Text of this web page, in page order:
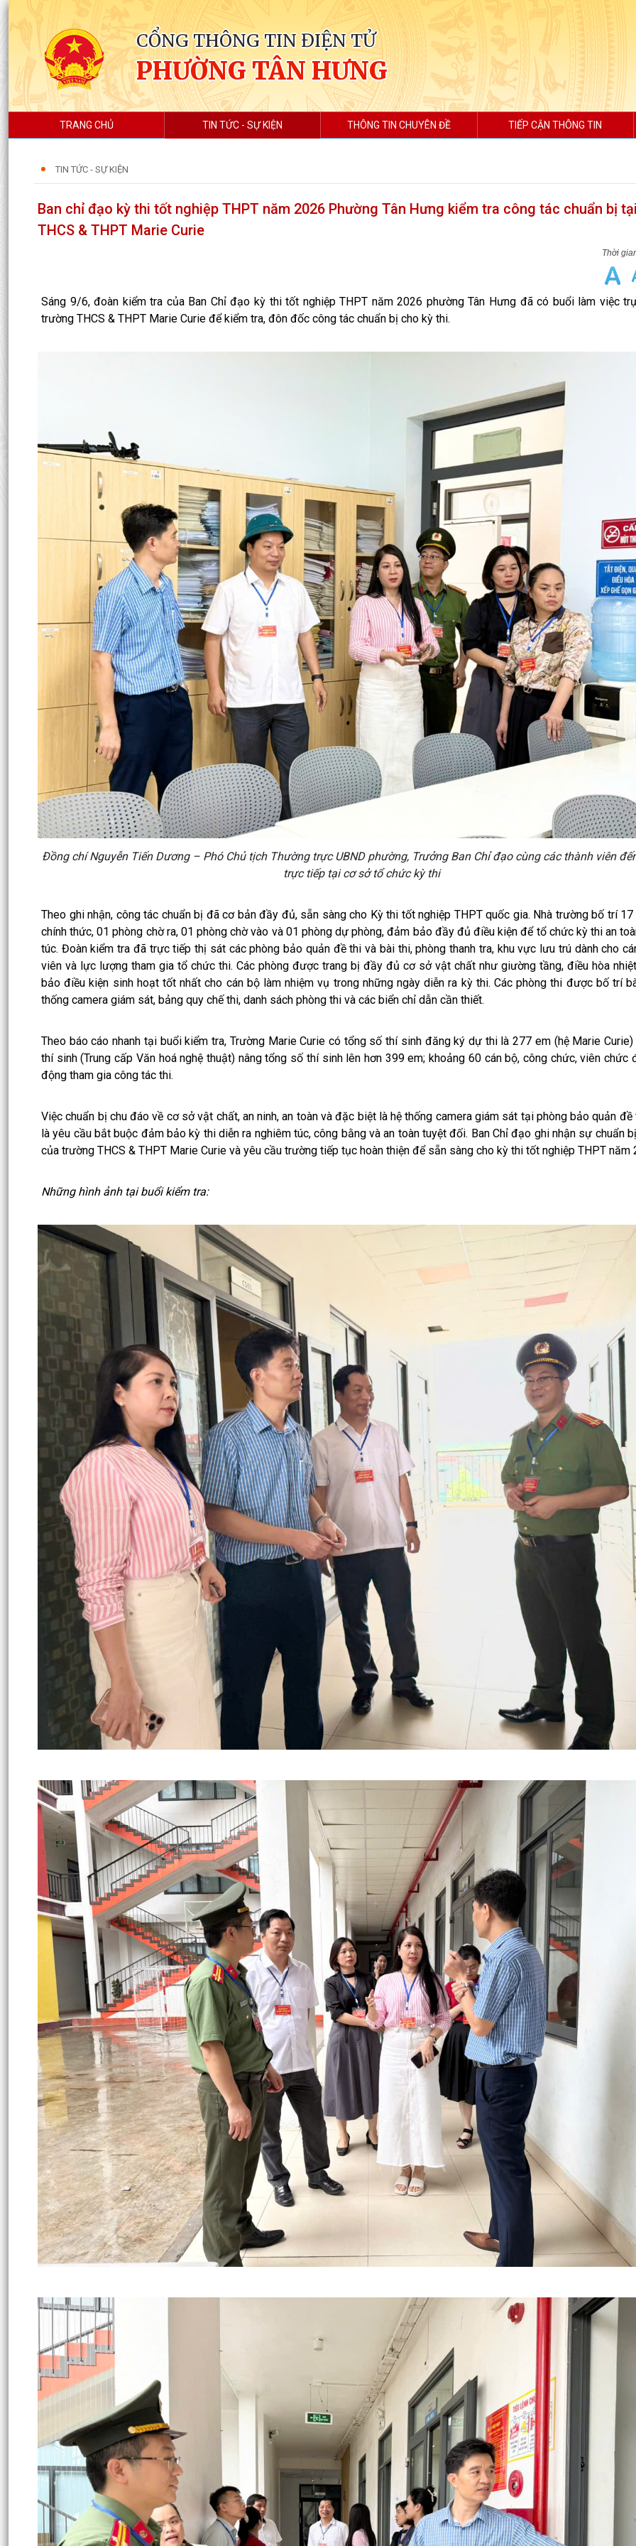
CỔNG THÔNG TIN ĐIỆN TỬ
PHƯỜNG TÂN HƯNG
TRANG CHỦ TIN TỨC - SỰ KIỆN THÔNG TIN CHUYÊN ĐỀ TIẾP CẬN THÔNG TIN
TIN TỨC - SỰ KIỆN
Ban chỉ đạo kỳ thi tốt nghiệp THPT năm 2026 Phường Tân Hưng kiểm tra công tác chuẩn bị
THCS & THPT Marie Curie
Sáng 9/6, đoàn kiểm tra của Ban Chỉ đạo kỳ thi tốt nghiệp THPT năm 2026 phường Tân Hưng đã có buổi làm việc
trường THCS & THPT Marie Curie để kiểm tra, đôn đốc công tác chuẩn bị cho kỳ thi.
Đồng chí Nguyễn Tiến Dương – Phó Chủ tịch Thường trực UBND phường, Trưởng Ban Chỉ đạo cùng các thành viên
trực tiếp tại cơ sở tổ chức kỳ thi
Theo ghi nhận, công tác chuẩn bị đã cơ bản đầy đủ, sẵn sàng cho Kỳ thi tốt nghiệp THPT quốc gia. Nhà trường bố trí
chính thức, 01 phòng chờ ra, 01 phòng chờ vào và 01 phòng dự phòng, đảm bảo đầy đủ điều kiện để tổ chức kỳ thi an
túc. Đoàn kiểm tra đã trực tiếp thị sát các phòng bảo quản đề thi và bài thi, phòng thanh tra, khu vực lưu trú dành cho
viên và lực lượng tham gia tổ chức thi. Các phòng được trang bị đầy đủ cơ sở vật chất như giường tầng, điều hòa
bảo điều kiện sinh hoạt tốt nhất cho cán bộ làm nhiệm vụ trong những ngày diễn ra kỳ thi. Các phòng thi được bố trí
thống camera giám sát, bảng quy chế thi, danh sách phòng thi và các biển chỉ dẫn cần thiết.
Theo báo cáo nhanh tại buổi kiểm tra, Trường Marie Curie có tổng số thí sinh đăng ký dự thi là 277 em (hệ Marie
thí sinh (Trung cấp Văn hoá nghệ thuật) nâng tổng số thí sinh lên hơn 399 em; khoảng 60 cán bộ, công chức, viên chức
động tham gia công tác thi.
Việc chuẩn bị chu đáo về cơ sở vật chất, an ninh, an toàn và đặc biệt là hệ thống camera giám sát tại phòng bảo quản đề
là yêu cầu bắt buộc đảm bảo kỳ thi diễn ra nghiêm túc, công bằng và an toàn tuyệt đối. Ban Chỉ đạo ghi nhận sự chuẩn
của trường THCS & THPT Marie Curie và yêu cầu trường tiếp tục hoàn thiện để sẵn sàng cho kỳ thi tốt nghiệp THPT năm
Những hình ảnh tại buổi kiểm tra: